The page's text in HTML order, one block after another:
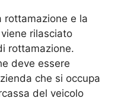
rottamazione e la
rilasciato
rottamazione.
deve essere
che si occupa
del veicolo